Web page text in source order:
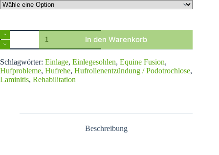
Equine
Fusion,
Dampening
Pad
2.0
Menge
In den Warenkorb
l
t
e
Schlagwörter: Einlage, Einlegesohlen, Equine Fusion,
Hufprobleme, Hufrehe, Hufrollenentzündung / Podotrochlose,
Laminitis, Rehabilitation
Beschreibung